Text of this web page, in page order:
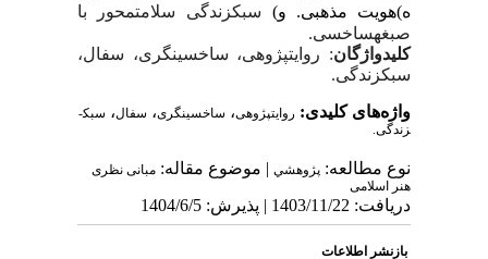
ه)هویت مذهبی. و)
سبک­زندگی
سلامت­محور با
صبغه­ساخسی.
کلیدواژگان: روایت­پژوهی، ساخسی­نگری، سفال،
سبک­زندگی.
واژه‌های کلیدی: روایت­پژوهی، ساخسی­نگری، سفال، سبک­
زندگی.
نوع مطالعه: پژوهشي| موضوع مقاله: مبانی نظری
هنر اسلامی
دریافت: 1403/11/22 | پذیرش: 1404/6/5
بازنشر اطلاعات